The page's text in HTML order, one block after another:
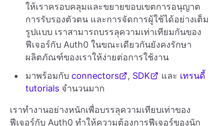
ให้เราครอบคลุมและขยายขอบเขตการอนุญาต
การรับรองตัวตน และการจัดการผู้ใช้ได้อย่างเต็ม
รูปแบบ เราสามารถบรรลุความเท่าเทียมกันของ
ฟีเจอร์กับ Auth0 ในขณะเดียวกันยังคงรักษา
ผลิตภัณฑ์ของเราให้ง่ายต่อการใช้งาน
มาพร้อมกับ connectors , SDK และ เทรนดี้
tutorials จำนวนมาก
เราทำงานอย่างหนักเพื่อบรรลุความเทียบเท่าของ
ฟีเจอร์กับ Auth0 ทำให้ความต้องการฟีเจอร์ของนัก